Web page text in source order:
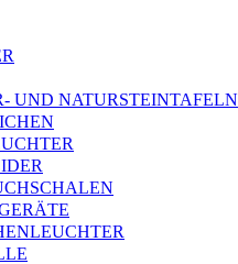
UND NATURSTEINTAFELN